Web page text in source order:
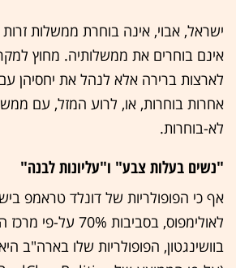
ישראל, אבוי, אינה בוחרת ממשלות
אינם בוחרים את ממשלותיה. מחוץ
לארצות ברירה אלא לנהל את יחסיהן
אחרות בוחרות, או, לרוע המזל, עם
לא-בוחרות.
"נשים בעלות צבע" ו"עליונות לבנה"
אף כי הפופולריות של דונלד טראמפ